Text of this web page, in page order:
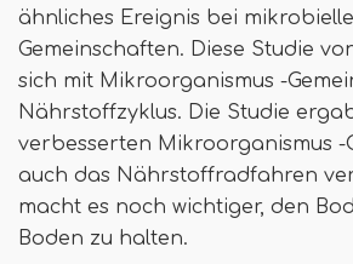
ähnliches Ereignis bei
Gemeinschaften. Diese Studie
sich mit Mikroorganismus -
Nährstoffzyklus. Die Studie
verbesserten Mikroorganismus -
auch das Nährstoffradfahren
macht es noch wichtiger, den
Boden zu halten.